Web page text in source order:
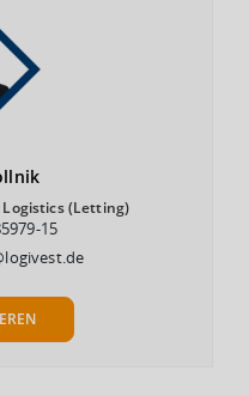
(Letting)
15